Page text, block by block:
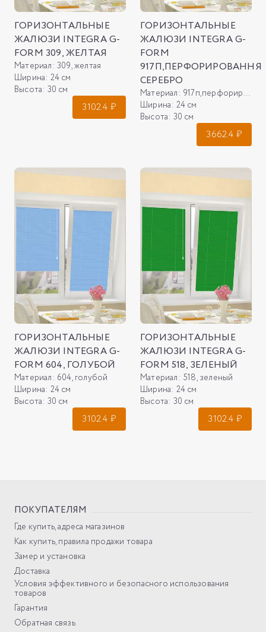
ГОРИЗОНТАЛЬНЫЕ
ЖАЛЮЗИ INTEGRA G-
FORM 309, ЖЕЛТАЯ
Материал: 309, желтая
Ширина: 24 см
Высота: 30 см
3102.4 ₽
ГОРИЗОНТАЛЬНЫЕ
ЖАЛЮЗИ INTEGRA G-
FORM
917П,ПЕРФОРИРОВАННЯ
СЕРЕБРО
Материал: 917п,перфорировання серебро
Ширина: 24 см
Высота: 30 см
3662.4 ₽
ГОРИЗОНТАЛЬНЫЕ
ЖАЛЮЗИ INTEGRA G-
FORM 604, ГОЛУБОЙ
Материал: 604, голубой
Ширина: 24 см
Высота: 30 см
3102.4 ₽
ГОРИЗОНТАЛЬНЫЕ
ЖАЛЮЗИ INTEGRA G-
FORM 518, ЗЕЛЕНЫЙ
Материал: 518, зеленый
Ширина: 24 см
Высота: 30 см
3102.4 ₽
ПОКУПАТЕЛЯМ
Где купить, адреса магазинов
Как купить, правила продажи товара
Замер и установка
Доставка
Условия эффективного и безопасного использования
товаров
Гарантия
Обратная связь